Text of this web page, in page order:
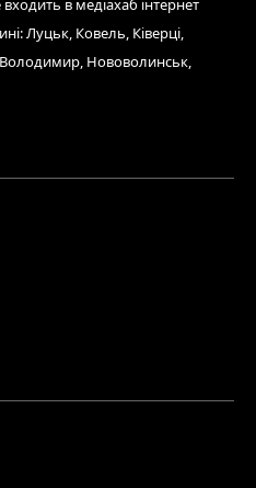
в медіахаб інтернет
Луцьк, Ковель, Ківерці,
Нововолинськ,